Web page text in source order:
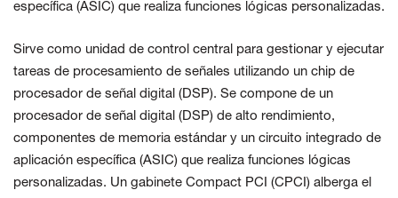
específica (ASIC) que realiza funciones lógicas personalizadas.
Sirve como unidad de control central para gestionar y ejecutar
tareas de procesamiento de señales utilizando un chip de
procesador de señal digital (DSP). Se compone de un
procesador de señal digital (DSP) de alto rendimiento,
componentes de memoria estándar y un circuito integrado de
aplicación específica (ASIC) que realiza funciones lógicas
personalizadas. Un gabinete Compact PCI (CPCI) alberga el